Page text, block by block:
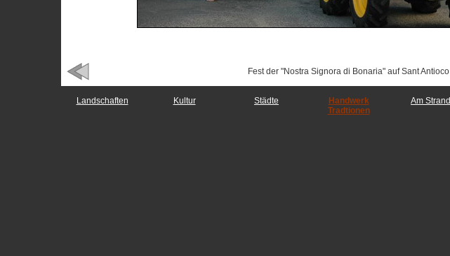
Fest der "Nostra Signora di Bonaria" auf Sant Antioco
Landschaften Kultur Städte
Handwerk
Tradtionen
Am Strand